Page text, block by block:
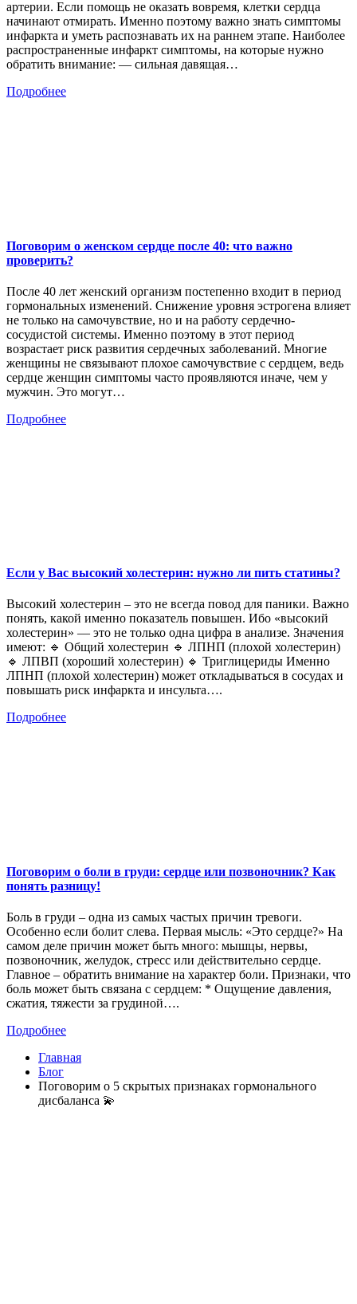
артерии. Если помощь не оказать вовремя, клетки сердца
начинают отмирать. Именно поэтому важно знать симптомы
инфаркта и уметь распознавать их на раннем этапе. Наиболее
распространенные инфаркт симптомы, на которые нужно
обратить внимание: — сильная давящая…
Подробнее
Поговорим о женском сердце после 40: что важно
проверить?
После 40 лет женский организм постепенно входит в период
гормональных изменений. Снижение уровня эстрогена влияет
не только на самочувствие, но и на работу сердечно-
сосудистой системы. Именно поэтому в этот период
возрастает риск развития сердечных заболеваний. Многие
женщины не связывают плохое самочувствие с сердцем, ведь
сердце женщин симптомы часто проявляются иначе, чем у
мужчин. Это могут…
Подробнее
Если у Вас высокий холестерин: нужно ли пить статины?
Высокий холестерин – это не всегда повод для паники. Важно
понять, какой именно показатель повышен. Ибо «высокий
холестерин» — это не только одна цифра в анализе. Значения
имеют: 🔹 Общий холестерин 🔹 ЛПНП (плохой холестерин)
🔹 ЛПВП (хороший холестерин) 🔹 Триглицериды Именно
ЛПНП (плохой холестерин) может откладываться в сосудах и
повышать риск инфаркта и инсульта….
Подробнее
Поговорим о боли в груди: сердце или позвоночник? Как
понять разницу!
Боль в груди – одна из самых частых причин тревоги.
Особенно если болит слева. Первая мысль: «Это сердце?» На
самом деле причин может быть много: мышцы, нервы,
позвоночник, желудок, стресс или действительно сердце.
Главное – обратить внимание на характер боли. Признаки, что
боль может быть связана с сердцем: * Ощущение давления,
сжатия, тяжести за грудиной….
Подробнее
Главная
Блог
Поговорим о 5 скрытых признаках гормонального
дисбаланса 💫